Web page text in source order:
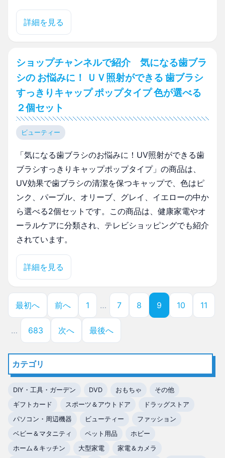
詳細を見る
ショップチャンネルで紹介 気になる歯ブラ
シの お悩みに！ ＵＶ照射ができる 歯ブラシ
すっきりキャップ ポップタイプ 色が選べる
２個セット
ビューティー
「気になる歯ブラシのお悩みに！UV照射ができる歯
ブラシすっきりキャップポップタイプ」の商品は、
UV効果で歯ブラシの清潔を保つキャップで、色はピ
ンク、パープル、オリーブ、グレイ、イエローの中か
ら選べる2個セットです。この商品は、健康家電やオ
ーラルケアに分類され、テレビショッピングでも紹介
されています。
詳細を見る
最初へ 前へ 1 … 7 8 9 10 11
… 683 次へ 最後へ
カテゴリ
DIY・工具・ガーデン DVD おもちゃ
その他
ギフトカード
スポーツ＆アウトドア
ドラッグストア
パソコン・周辺機器
ビューティー
ファッション
ベビー＆マタニティ
ペット用品
ホビー
ホーム＆キッチン
大型家電 家電＆カメラ